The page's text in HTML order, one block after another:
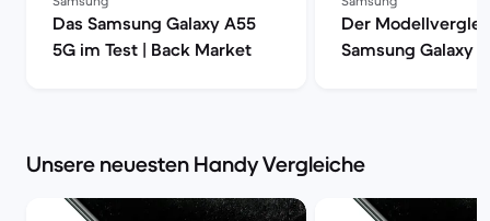
Das Samsung Galaxy A55
5G im Test | Back Market
Der
Samsung Galaxy
Unsere neuesten Handy Vergleiche